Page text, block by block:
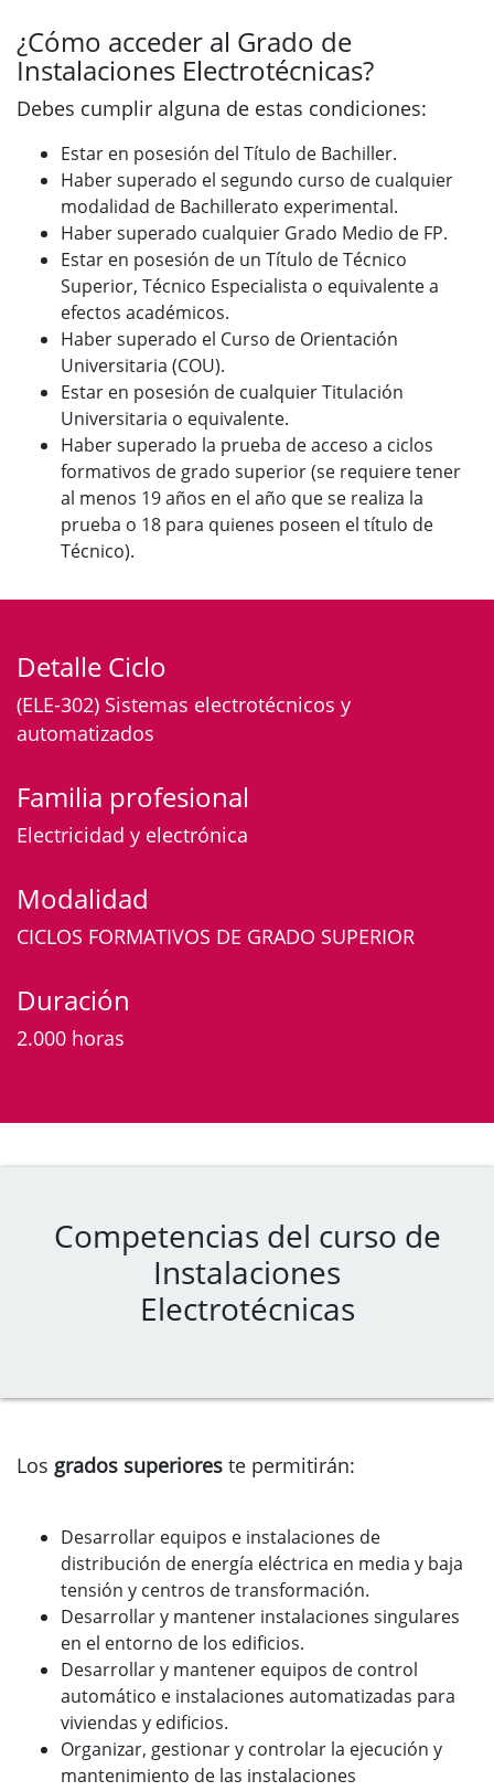
¿Cómo acceder al Grado de
Instalaciones Electrotécnicas?
Debes cumplir alguna de estas condiciones:
Estar en posesión del Título de Bachiller.
Haber superado el segundo curso de cualquier
modalidad de Bachillerato experimental.
Haber superado cualquier Grado Medio de FP.
Estar en posesión de un Título de Técnico
Superior, Técnico Especialista o equivalente a
efectos académicos.
Haber superado el Curso de Orientación
Universitaria (COU).
Estar en posesión de cualquier Titulación
Universitaria o equivalente.
Haber superado la prueba de acceso a ciclos
formativos de grado superior (se requiere tener
al menos 19 años en el año que se realiza la
prueba o 18 para quienes poseen el título de
Técnico).
Detalle Ciclo
(ELE-302) Sistemas electrotécnicos y
automatizados
Familia profesional
Electricidad y electrónica
Modalidad
CICLOS FORMATIVOS DE GRADO SUPERIOR
Duración
2.000 horas
Competencias del curso de
Instalaciones
Electrotécnicas
Los grados superiores te permitirán:
Desarrollar equipos e instalaciones de
distribución de energía eléctrica en media y baja
tensión y centros de transformación.
Desarrollar y mantener instalaciones singulares
en el entorno de los edificios.
Desarrollar y mantener equipos de control
automático e instalaciones automatizadas para
viviendas y edificios.
Organizar, gestionar y controlar la ejecución y
mantenimiento de las instalaciones